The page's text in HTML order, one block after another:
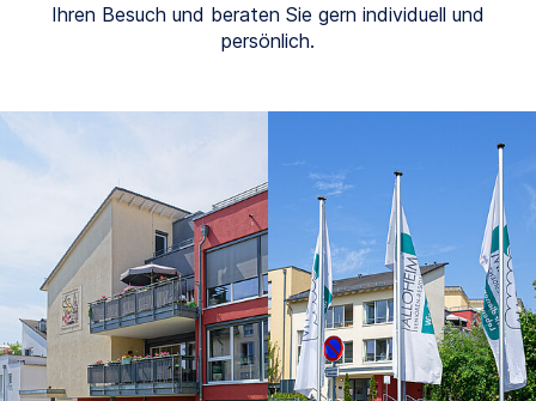
Ihren Besuch und beraten Sie gern individuell und
persönlich.